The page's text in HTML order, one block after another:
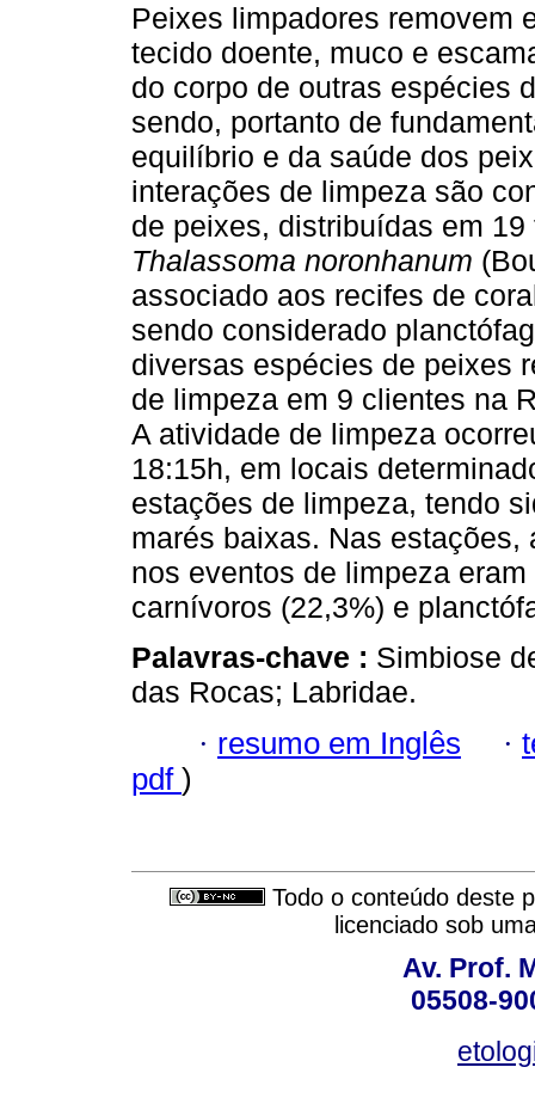
Peixes limpadores removem
tecido doente, muco e
do corpo de outras espécies
sendo, portanto de
equilíbrio e da saúde dos
interações de limpeza são
de peixes, distribuídas em
Thalassoma noronhanum
associado aos recifes de
sendo considerado
diversas espécies de peixes
de limpeza em 9 clientes na
A atividade de limpeza
18:15h, em locais
estações de limpeza, tendo
marés baixas. Nas
nos eventos de limpeza
carnívoros (22,3%) e
Palavras-chave : Simbiose
das Rocas; Labridae.
· resumo em Inglês ·
pdf )
Todo o conteúdo deste
licenciado sob
Av. Prof.
05508-